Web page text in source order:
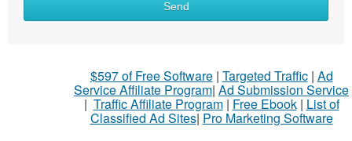
Send
$597 of Free Software| Targeted Traffic| Ad
Service Affiliate Program| Ad Submission Service
| Traffic Affiliate Program| Free Ebook| List of
Classified Ad Sites| Pro Marketing Software